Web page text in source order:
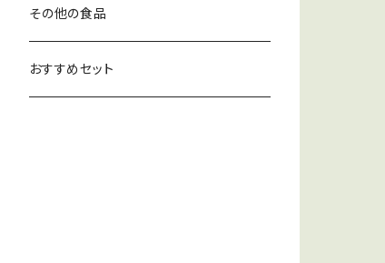
MITERRA(ミテラ)ギリシャ
その他の食品
おすすめセット